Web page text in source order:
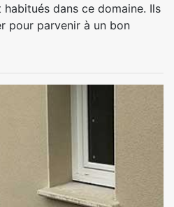
dans ce domaine. Ils
pour parvenir à un bon